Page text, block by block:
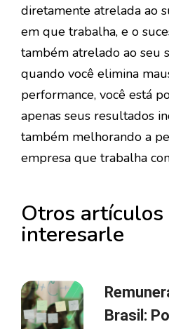
diretamente atrelada ao
em que trabalha, e o
também atrelado ao seu
quando você elimina
performance, você está
apenas seus resultados
também melhorando a
empresa que trabalha
Otros artículos
interesarle
Brasil: